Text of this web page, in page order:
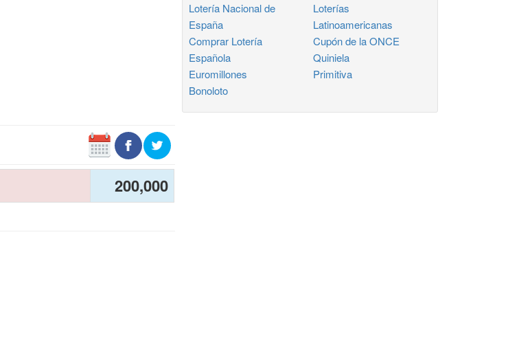
200,000
Lotería Nacional de
España
Comprar Lotería
Española
Euromillones
Bonoloto
Loterías
Latinoamericanas
Cupón de la ONCE
Quiniela
Primitiva